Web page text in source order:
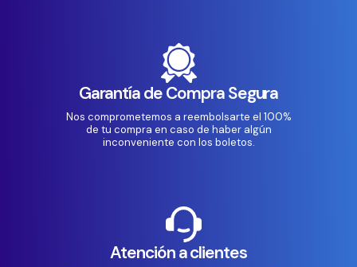
Garantía de Compra Segura
Nos comprometemos a reembolsarte el 100%
de tu compra en caso de haber algún
inconveniente con los boletos.
Atención a clientes